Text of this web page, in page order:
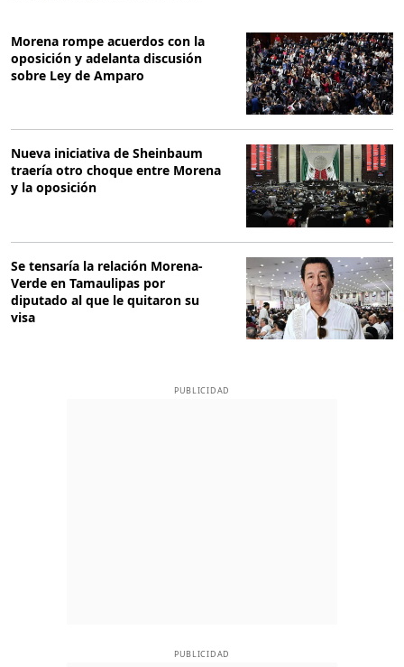
Morena rompe acuerdos con la
oposición y adelanta discusión
sobre Ley de Amparo
Nueva iniciativa de Sheinbaum
traería otro choque entre Morena
y la oposición
Se tensaría la relación Morena-
Verde en Tamaulipas por
diputado al que le quitaron su
visa
PUBLICIDAD
PUBLICIDAD